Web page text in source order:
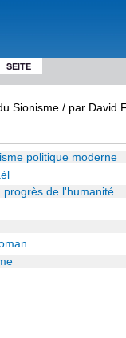
SEITE
Sionisme / par David
politique moderne
progrès de l'humanité